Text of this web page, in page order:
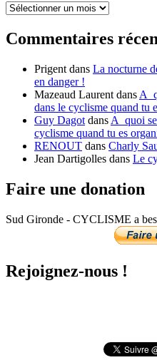
Toutes
news
du
Commentaires
Prigent dans La nocturne
en danger !
Mazeaud Laurent dans A
dans le cyclisme quand tu
Guy Dagot dans A quoi
cyclisme quand tu es
RENOUT dans Charly
Jean Dartigolles dans Le
Faire une donation
Sud Gironde - CYCLISME a
Rejoignez-nous !